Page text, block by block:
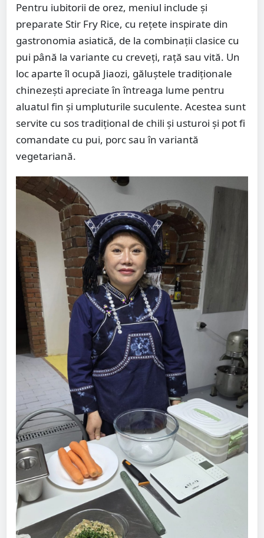
Pentru iubitorii de orez, meniul include și
preparate Stir Fry Rice, cu rețete inspirate din
gastronomia asiatică, de la combinații clasice cu
pui până la variante cu creveți, rață sau vită. Un
loc aparte îl ocupă Jiaozi, găluștele tradiționale
chinezești apreciate în întreaga lume pentru
aluatul fin și umpluturile suculente. Acestea sunt
servite cu sos tradițional de chili și usturoi și pot fi
comandate cu pui, porc sau în variantă
vegetariană.